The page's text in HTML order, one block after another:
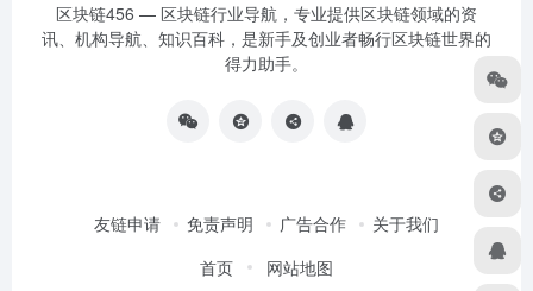
区块链456 — 区块链行业导航，专业提供区块链领域的资
讯、机构导航、知识百科，是新手及创业者畅行区块链世界的
得力助手。
友链申请 免责声明 广告合作
关于我们
首页
网站地图